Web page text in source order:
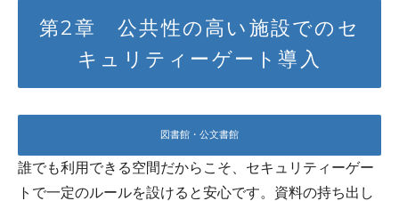
第2章 公共性の高い施設でのセ
キュリティーゲート導入
図書館・公文書館
誰でも利用できる空間だからこそ、セキュリティーゲー
トで一定のルールを設けると安心です。資料の持ち出し